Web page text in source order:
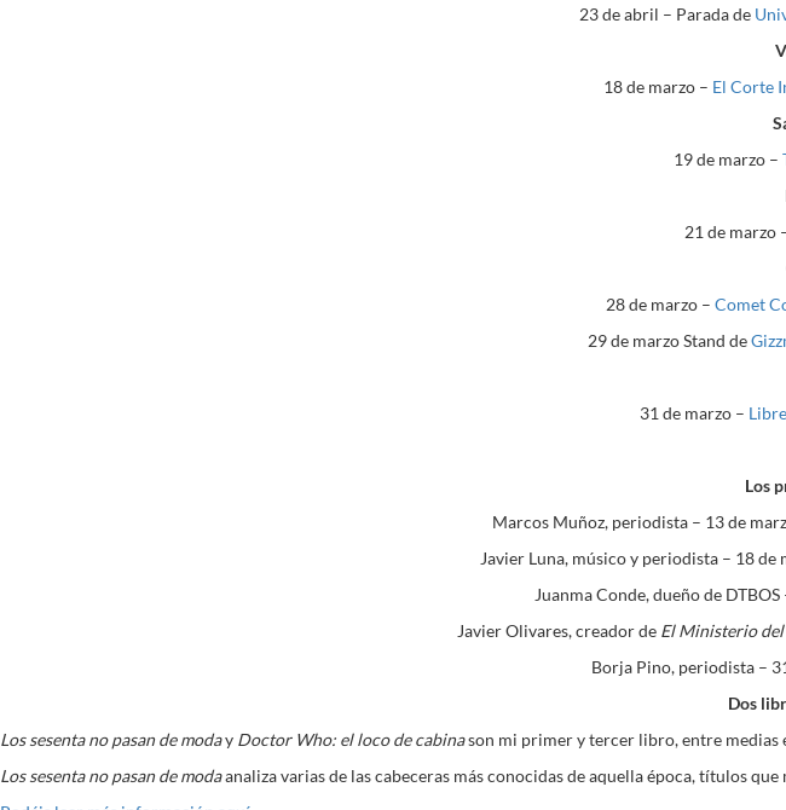
23 de abril – Parada de
18 de marzo – El Corte
19 de marzo –
21 de marzo
28 de marzo – Comet
29 de marzo Stand de
31 de marzo –
Los
Marcos Muñoz, periodista – 13 de
Javier Luna, músico y periodista – 18
Juanma Conde, dueño de
Javier Olivares, creador de El Ministerio del
Borja Pino, periodista –
Dos
Los sesenta no pasan de moday Doctor Who: el loco de cabinason mi primer y tercer libro, entre medias
Los sesenta no pasan de modaanaliza varias de las cabeceras más conocidas de aquella época, títulos